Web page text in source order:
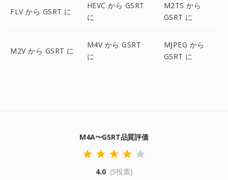
FLV から GSRT に
HEVC から GSRT
に
M2TS から
GSRT に
M2V から GSRT に
M4V から GSRT
に
MJPEG から
GSRT に
M4A〜GSRT品質評価
4.0 (5投票)